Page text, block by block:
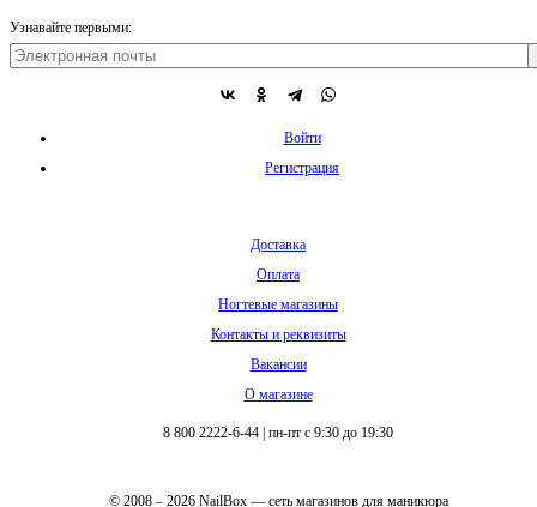
Узнавайте первыми:
Войти
Регистрация
Доставка
Оплата
Ногтевые магазины
Контакты и реквизиты
Вакансии
О магазине
8 800 2222-6-44 пн-пт с 9:30 до 19:30
© 2008 – 2026 NailBox — сеть магазинов для маникюра